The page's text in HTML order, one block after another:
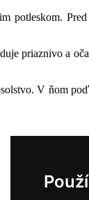
priaznivo a
V ňom